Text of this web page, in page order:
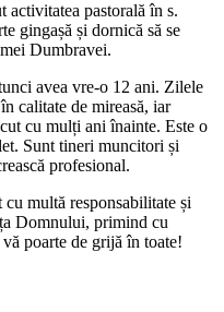
activitatea pastorală în s.
gingașă și dornică să se
Dumbravei.
avea vre-o 12 ani. Zilele
calitate de mireasă, iar
cu mulți ani înainte. Este o
Sunt tineri muncitori și
profesional.
multă responsabilitate și
Domnului, primind cu
poarte de grijă în toate!